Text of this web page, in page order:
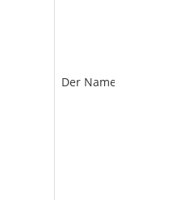
Der Namensraum für